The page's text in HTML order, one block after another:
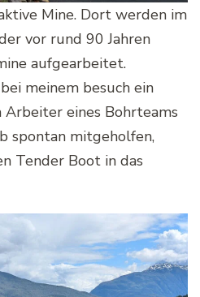
Mine. Dort werden im
vor rund 90 Jahren
aufgearbeitet.
meinem besuch ein
eines Bohrteams
spontan mitgeholfen,
Tender Boot in das